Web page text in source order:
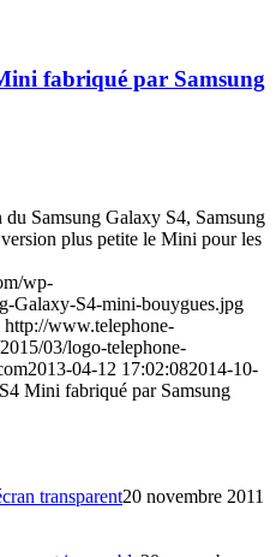
fabriqué par Samsung
Samsung Galaxy S4, Samsung
plus petite le Mini pour les
wp-
Galaxy-S4-mini-bouygues.jpg
http://www.telephone-
03/logo-telephone-
2013-04-12 17:02:082014-10-
Mini fabriqué par Samsung
transparent20 novembre 2011